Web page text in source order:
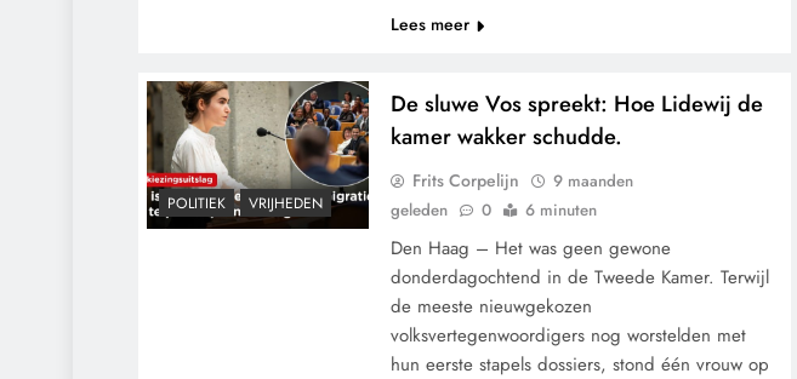
Lees meer
POLITIEK VRIJHEDEN
De sluwe Vos spreekt: Hoe Lidewij de
kamer wakker schudde.
Frits Corpelijn
9 maanden
geleden
0 6 minuten
Den Haag – Het was geen gewone
donderdagochtend in de Tweede Kamer. Terwijl
de meeste nieuwgekozen
volksvertegenwoordigers nog worstelden met
hun eerste stapels dossiers, stond één vrouw op